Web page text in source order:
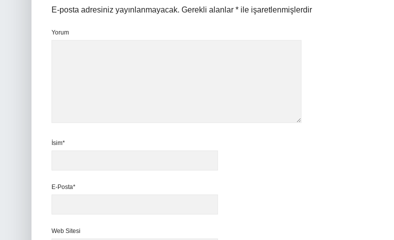
E-posta adresiniz yayınlanmayacak. Gerekli alanlar * ile işaretlenmişlerdir
Yorum
İsim*
E-Posta*
Web Sitesi